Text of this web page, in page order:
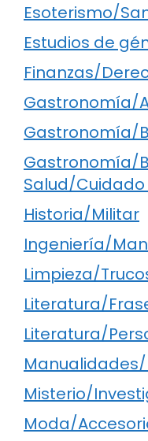
Esoterismo/
Estudios de
Finanzas/
Gastronomía/
Gastronomía/
Gastronomía/
Salud/
Historia/Militar
Ingeniería/
Limpieza/
Literatura/
Literatura/
Misterio/
Moda/